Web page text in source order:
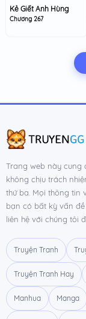
Kẻ Giết Anh Hùng
Chương 267
Trang web này cung
không chịu trách
thứ ba. Mọi thông tin
bạn có bất kỳ vấn
liên hệ với chúng tôi
Truyện Tranh
Truyện Tranh Hay
Manhua Manga